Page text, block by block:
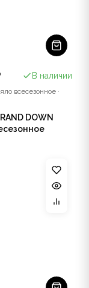
В наличии
всесезонное ·
DOWN